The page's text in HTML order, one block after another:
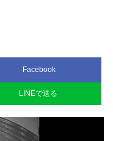
Facebook
LINEで送る